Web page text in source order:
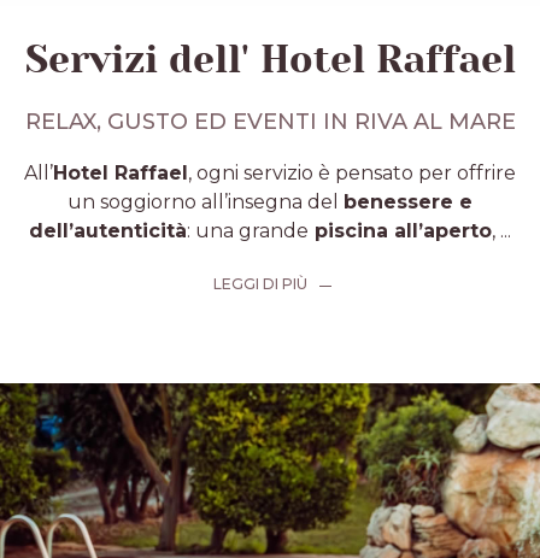
Servizi dell' Hotel Raffael
RELAX, GUSTO ED EVENTI IN RIVA AL MARE
All’Hotel Raffael, ogni servizio è pensato per offrire
un soggiorno all’insegna del benessere e
dell’autenticità: una grande piscina all’aperto, ...
LEGGI DI PIÙ